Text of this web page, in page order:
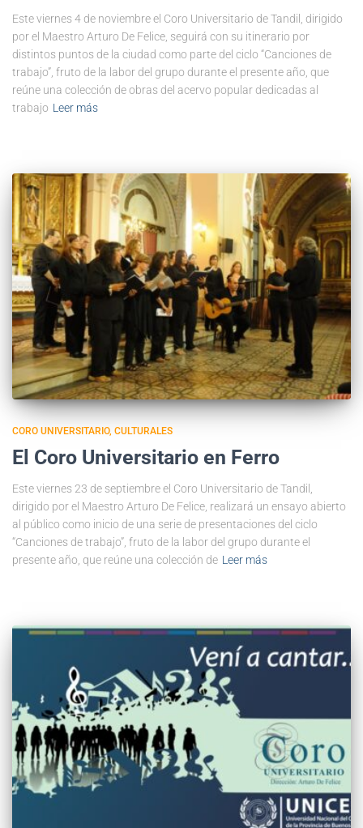
Este viernes 4 de noviembre el Coro Universitario de Tandil, dirigido
por el Maestro Arturo De Felice, seguirá con su itinerario por
distintos puntos de la ciudad como parte del ciclo “Canciones de
trabajo”, fruto de la labor del grupo durante el presente año, que
reúne una colección de obras del acervo popular dedicadas al
trabajo Leer más
CORO UNIVERSITARIO CULTURALES
El Coro Universitario en Ferro
Este viernes 23 de septiembre el Coro Universitario de Tandil,
dirigido por el Maestro Arturo De Felice, realizará un ensayo abierto
al público como inicio de una serie de presentaciones del ciclo
“Canciones de trabajo”, fruto de la labor del grupo durante el
presente año, que reúne una colección de Leer más